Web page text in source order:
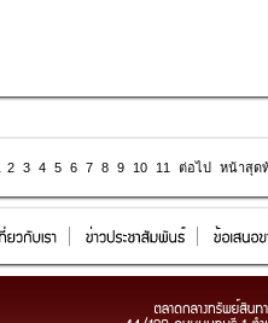
2 3 4 5 6 7 8 9 10 11 ต่อไป หน้าสุด